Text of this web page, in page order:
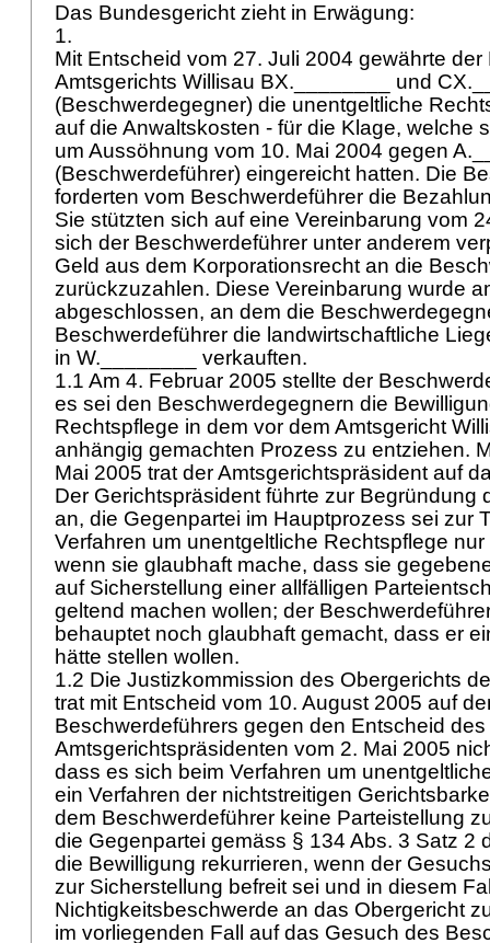
Das Bundesgericht zieht in Erwägung:
1.
Mit Entscheid vom 27. Juli 2004 gewährte der
Amtsgerichts Willisau BX.________ und
(Beschwerdegegner) die unentgeltliche
auf die Anwaltskosten - für die Klage, welche
um Aussöhnung vom 10. Mai 2004 gegen
(Beschwerdeführer) eingereicht hatten. Die
forderten vom Beschwerdeführer die
Sie stützten sich auf eine Vereinbarung vom
sich der Beschwerdeführer unter anderem
Geld aus dem Korporationsrecht an die
zurückzuzahlen. Diese Vereinbarung wurde
abgeschlossen, an dem die
Beschwerdeführer die landwirtschaftliche
in W.________ verkauften.
1.1 Am 4. Februar 2005 stellte der
es sei den Beschwerdegegnern die
Rechtspflege in dem vor dem Amtsgericht
anhängig gemachten Prozess zu entziehen.
Mai 2005 trat der Amtsgerichtspräsident auf
Der Gerichtspräsident führte zur Begründung
an, die Gegenpartei im Hauptprozess sei zur
Verfahren um unentgeltliche Rechtspflege
wenn sie glaubhaft mache, dass sie
auf Sicherstellung einer allfälligen
geltend machen wollen; der
behauptet noch glaubhaft gemacht, dass er
hätte stellen wollen.
1.2 Die Justizkommission des Obergerichts
trat mit Entscheid vom 10. August 2005 auf
Beschwerdeführers gegen den Entscheid des
Amtsgerichtspräsidenten vom 2. Mai 2005
dass es sich beim Verfahren um
ein Verfahren der nichtstreitigen
dem Beschwerdeführer keine Parteistellung
die Gegenpartei gemäss § 134 Abs. 3 Satz 2
die Bewilligung rekurrieren, wenn der
zur Sicherstellung befreit sei und in diesem
Nichtigkeitsbeschwerde an das Obergericht
im vorliegenden Fall auf das Gesuch des